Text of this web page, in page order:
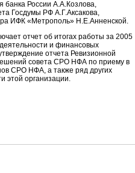
банка России А.А.Козлова,
Госдумы РФ А.Г.Аксакова,
ИФК «Метрополь» Н.Е.Анненской.
отчет об итогах работы за 2005
и финансовых
отчета Ревизионной
совета СРО НФА по приему в
СРО НФА, а также ряд других
этой организации.